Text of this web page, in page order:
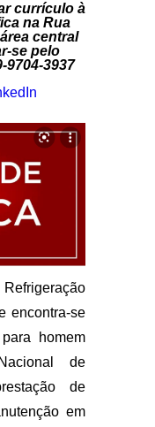
currículo à
na Rua
central
se pelo
9704-3937
encontra-se
homem
de
de
em